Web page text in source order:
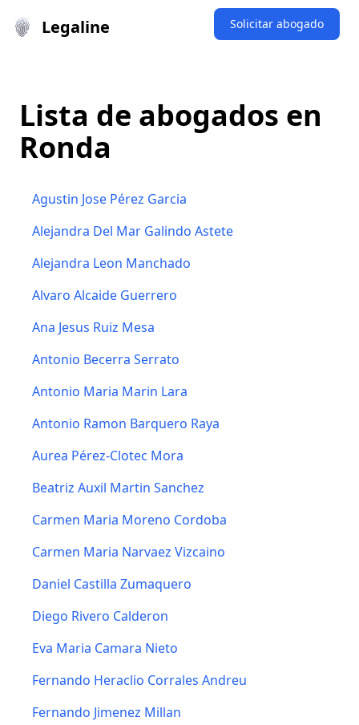
Legaline Solicitar abogado
Lista de abogados en
Ronda
Agustin Jose Pérez Garcia
Alejandra Del Mar Galindo Astete
Alejandra Leon Manchado
Alvaro Alcaide Guerrero
Ana Jesus Ruiz Mesa
Antonio Becerra Serrato
Antonio Maria Marin Lara
Antonio Ramon Barquero Raya
Aurea Pérez-Clotec Mora
Beatriz Auxil Martin Sanchez
Carmen Maria Moreno Cordoba
Carmen Maria Narvaez Vizcaino
Daniel Castilla Zumaquero
Diego Rivero Calderon
Eva Maria Camara Nieto
Fernando Heraclio Corrales Andreu
Fernando Jimenez Millan